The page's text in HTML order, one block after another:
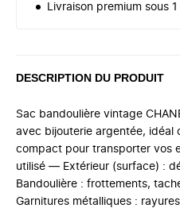
Livraison premium sous
DESCRIPTION DU PRODUIT
Sac bandoulière vintage
avec bijouterie argentée, idéal
compact pour transporter vos
utilisé — Extérieur (surface) :
Bandoulière : frottements,
Garnitures métalliques :